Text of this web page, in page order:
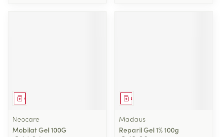
Geneesmiddel
Neocare
Mobilat Gel 100G
Geneesmiddel
Madaus
Reparil Gel 1% 100g